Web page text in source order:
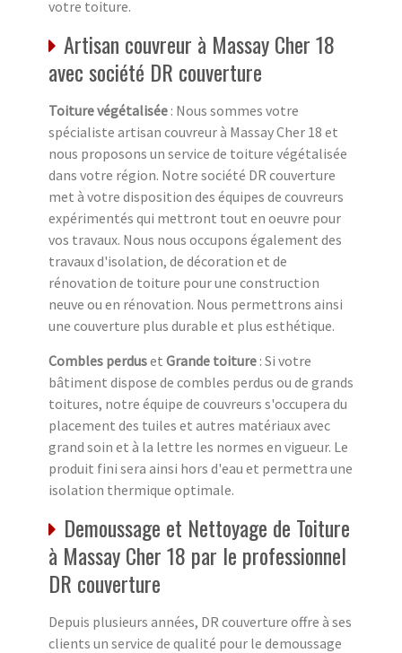
votre toiture.
Artisan couvreur à Massay Cher 18
avec société DR couverture
Toiture végétalisée : Nous sommes votre
spécialiste artisan couvreur à Massay Cher 18 et
nous proposons un service de toiture végétalisée
dans votre région. Notre société DR couverture
met à votre disposition des équipes de couvreurs
expérimentés qui mettront tout en oeuvre pour
vos travaux. Nous nous occupons également des
travaux d'isolation, de décoration et de
rénovation de toiture pour une construction
neuve ou en rénovation. Nous permettrons ainsi
une couverture plus durable et plus esthétique.
Combles perduset Grande toiture : Si votre
bâtiment dispose de combles perdus ou de grands
toitures, notre équipe de couvreurs s'occupera du
placement des tuiles et autres matériaux avec
grand soin et à la lettre les normes en vigueur. Le
produit fini sera ainsi hors d'eau et permettra une
isolation thermique optimale.
Demoussage et Nettoyage de Toiture
à Massay Cher 18 par le professionnel
DR couverture
Depuis plusieurs années, DR couverture offre à ses
clients un service de qualité pour le demoussage